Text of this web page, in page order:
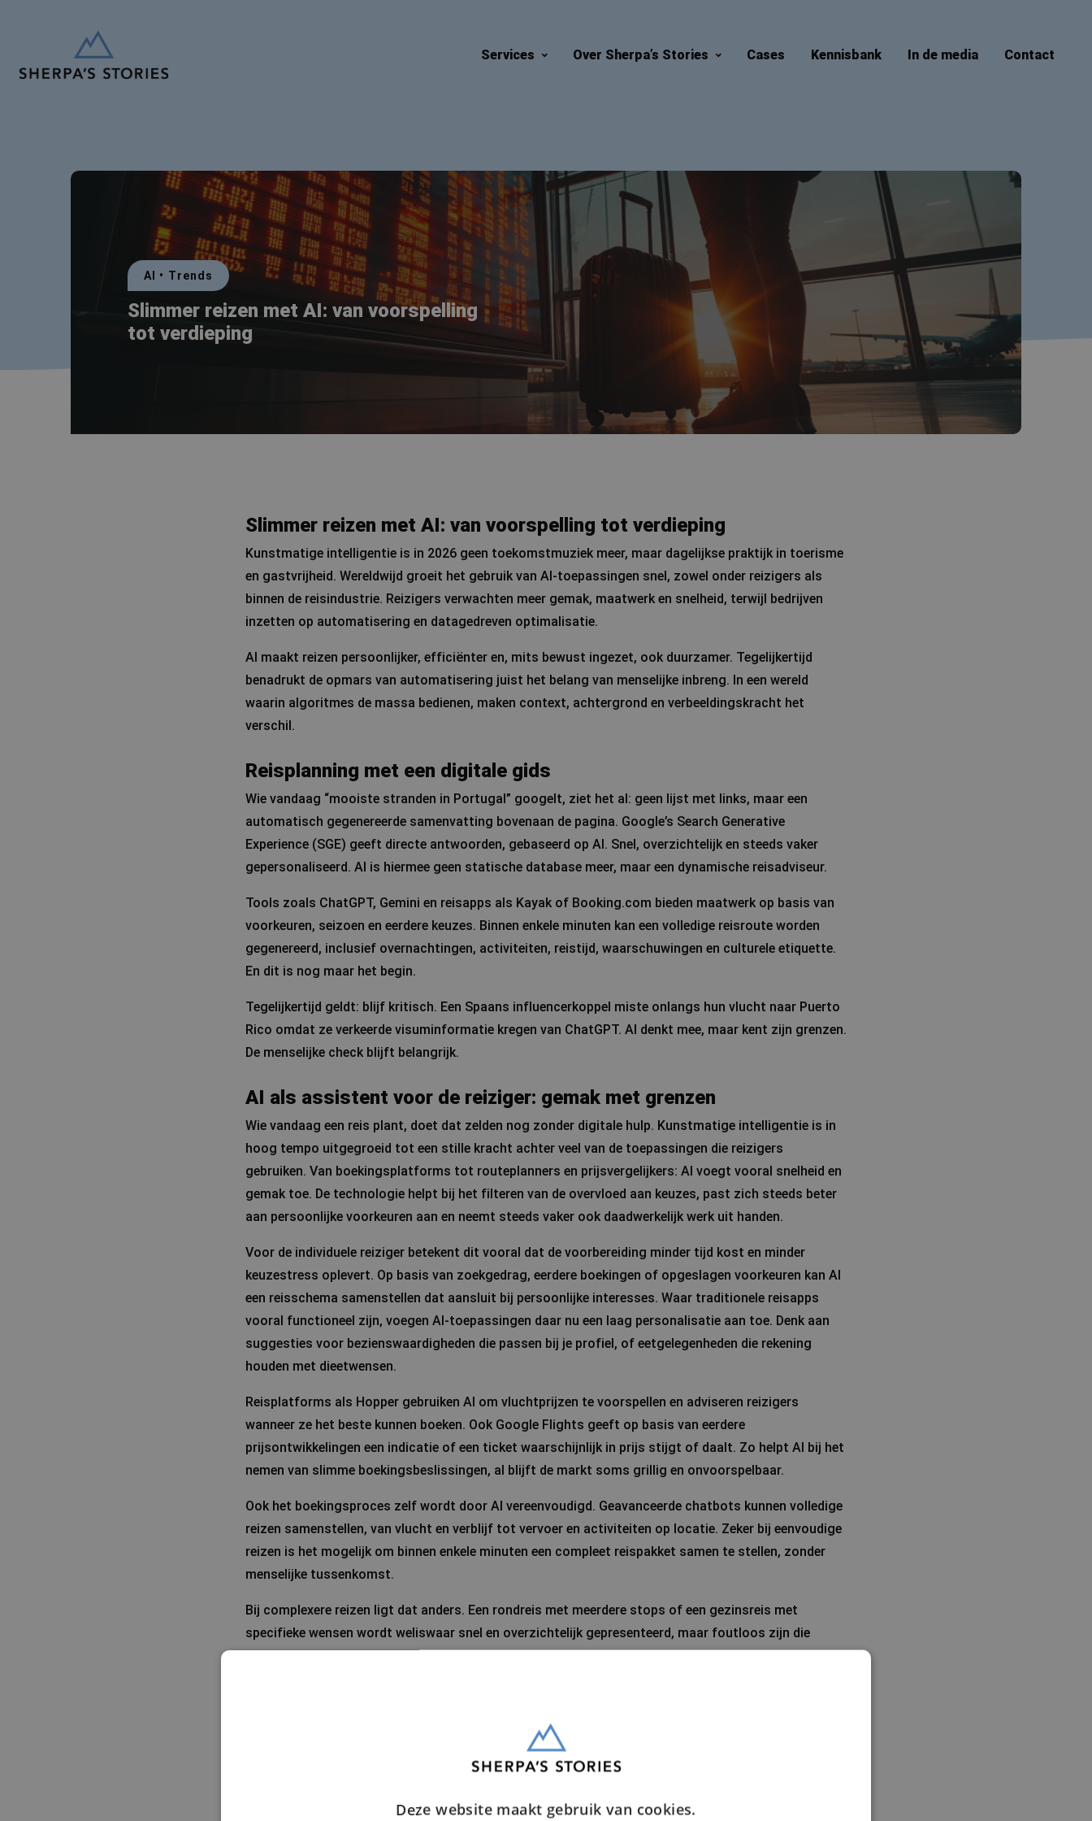
Services Over Sherpa’s Stories Cases Kennisbank In de media Contact
AI • Trends
Slimmer reizen met AI: van voorspelling
tot verdieping
Slimmer reizen met AI: van voorspelling tot verdieping
Kunstmatige intelligentie is in 2026 geen toekomstmuziek meer, maar dagelijkse praktijk in toerisme
en gastvrijheid. Wereldwijd groeit het gebruik van AI-toepassingen snel, zowel onder reizigers als
binnen de reisindustrie. Reizigers verwachten meer gemak, maatwerk en snelheid, terwijl bedrijven
inzetten op automatisering en datagedreven optimalisatie.
AI maakt reizen persoonlijker, efficiënter en, mits bewust ingezet, ook duurzamer. Tegelijkertijd
benadrukt de opmars van automatisering juist het belang van menselijke inbreng. In een wereld
waarin algoritmes de massa bedienen, maken context, achtergrond en verbeeldingskracht het
verschil.
Reisplanning met een digitale gids
Wie vandaag “mooiste stranden in Portugal” googelt, ziet het al: geen lijst met links, maar een
automatisch gegenereerde samenvatting bovenaan de pagina. Google’s Search Generative
Experience (SGE) geeft directe antwoorden, gebaseerd op AI. Snel, overzichtelijk en steeds vaker
gepersonaliseerd. AI is hiermee geen statische database meer, maar een dynamische reisadviseur.
Tools zoals ChatGPT, Gemini en reisapps als Kayak of Booking.com bieden maatwerk op basis van
voorkeuren, seizoen en eerdere keuzes. Binnen enkele minuten kan een volledige reisroute worden
gegenereerd, inclusief overnachtingen, activiteiten, reistijd, waarschuwingen en culturele etiquette.
En dit is nog maar het begin.
Tegelijkertijd geldt: blijf kritisch. Een Spaans influencerkoppel miste onlangs hun vlucht naar Puerto
Rico omdat ze verkeerde visuminformatie kregen van ChatGPT. AI denkt mee, maar kent zijn grenzen.
De menselijke check blijft belangrijk.
AI als assistent voor de reiziger: gemak met grenzen
Wie vandaag een reis plant, doet dat zelden nog zonder digitale hulp. Kunstmatige intelligentie is in
hoog tempo uitgegroeid tot een stille kracht achter veel van de toepassingen die reizigers
gebruiken. Van boekingsplatforms tot routeplanners en prijsvergelijkers: AI voegt vooral snelheid en
gemak toe. De technologie helpt bij het filteren van de overvloed aan keuzes, past zich steeds beter
aan persoonlijke voorkeuren aan en neemt steeds vaker ook daadwerkelijk werk uit handen.
Voor de individuele reiziger betekent dit vooral dat de voorbereiding minder tijd kost en minder
keuzestress oplevert. Op basis van zoekgedrag, eerdere boekingen of opgeslagen voorkeuren kan AI
een reisschema samenstellen dat aansluit bij persoonlijke interesses. Waar traditionele reisapps
vooral functioneel zijn, voegen AI-toepassingen daar nu een laag personalisatie aan toe. Denk aan
suggesties voor bezienswaardigheden die passen bij je profiel, of eetgelegenheden die rekening
houden met dieetwensen.
Reisplatforms als Hopper gebruiken AI om vluchtprijzen te voorspellen en adviseren reizigers
wanneer ze het beste kunnen boeken. Ook Google Flights geeft op basis van eerdere
prijsontwikkelingen een indicatie of een ticket waarschijnlijk in prijs stijgt of daalt. Zo helpt AI bij het
nemen van slimme boekingsbeslissingen, al blijft de markt soms grillig en onvoorspelbaar.
Ook het boekingsproces zelf wordt door AI vereenvoudigd. Geavanceerde chatbots kunnen volledige
reizen samenstellen, van vlucht en verblijf tot vervoer en activiteiten op locatie. Zeker bij eenvoudige
reizen is het mogelijk om binnen enkele minuten een compleet reispakket samen te stellen, zonder
menselijke tussenkomst.
Bij complexere reizen ligt dat anders. Een rondreis met meerdere stops of een gezinsreis met
specifieke wensen wordt weliswaar snel en overzichtelijk gepresenteerd, maar foutloos zijn die
plannen zelden. Routes kunnen onlogisch zijn, accommodaties niet beschikbaar, of persoonlijke
Opvallend is dat veel reizigers AI wel willen gebruiken, maar het nog niet volledig vertrouwen.
Menselijke controle blijft belangrijk, zeker bij gevoelige zaken zoals visa, gezondheid of regelgeving.
in tijd, duidelijkheid en eenvoud, mét ruimte voor bewuste keuzes.
Deze website maakt gebruik van cookies.